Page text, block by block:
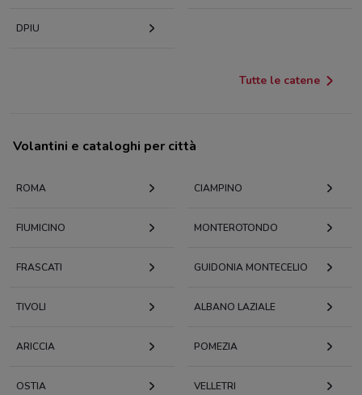
DPIU
Tutte le catene
Volantini e cataloghi per città
ROMA CIAMPINO
FIUMICINO MONTEROTONDO
FRASCATI GUIDONIA MONTECELIO
TIVOLI ALBANO LAZIALE
ARICCIA POMEZIA
OSTIA VELLETRI